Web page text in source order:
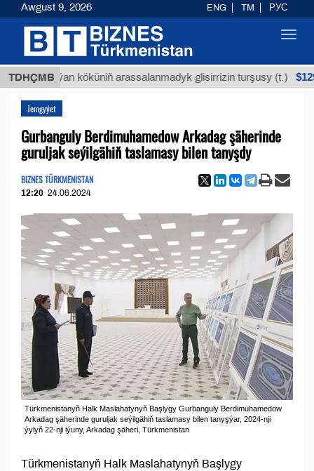
TDHÇMB
Buýan köküniň arassalanmadyk glisirrizin turşusy (t.) $12935,18
Jemgyýet
Gurbanguly Berdimuhamedow Arkadag şäherinde
guruljak seýilgähiň taslamasy bilen tanyşdy
BIZNES TÜRKMENISTAN
12:20 24.06.2024
Türkmenistanyň Halk Maslahatynyň Başlygy Gurbanguly Berdimuhamedow
Arkadag şäherinde guruljak seýilgähiň taslamasy bilen tanyşýar, 2024-nji
ýylyň 22-nji iýuny, Arkadag şäheri, Türkmenistan
Türkmenistanyň Halk Maslahatynyň Başlygy
Awgust 9, 2026 ENG TM РУС